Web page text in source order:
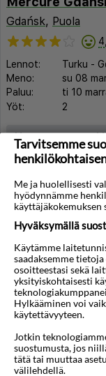
Gdańsk, Puola
Lennot: Turku -
Meno:
su 08
Paluu:
ti 10
Yöt:
2
Huoneen tyyppi
◀︎
Hotel Villa
Sopot, Puola
Tarvitsemme
Me ja huolellisesti
hyödynnämme
käyttäjäkokemuksen
Hyväksymällä
Käytämme
saadaksemme
osoitteestasi sekä
yksityiskohtaisesti
Hylkääminen voi
käytettävyyteen.
Jotkin
suostumusta, jos
tätä tai muuttaa
välilehdellä.